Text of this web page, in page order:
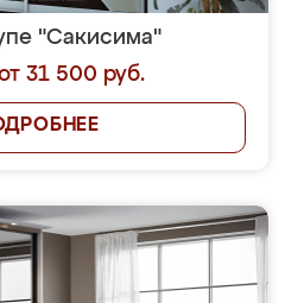
"Сакисима"
31 500 руб.